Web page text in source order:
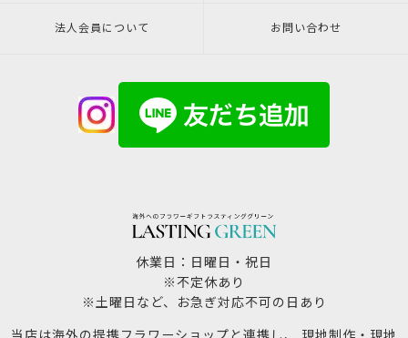
法人会員について お問い合わせ
休業日：日曜日・祝日
※不定休あり
※土曜日など、お急ぎ対応不可の日あり